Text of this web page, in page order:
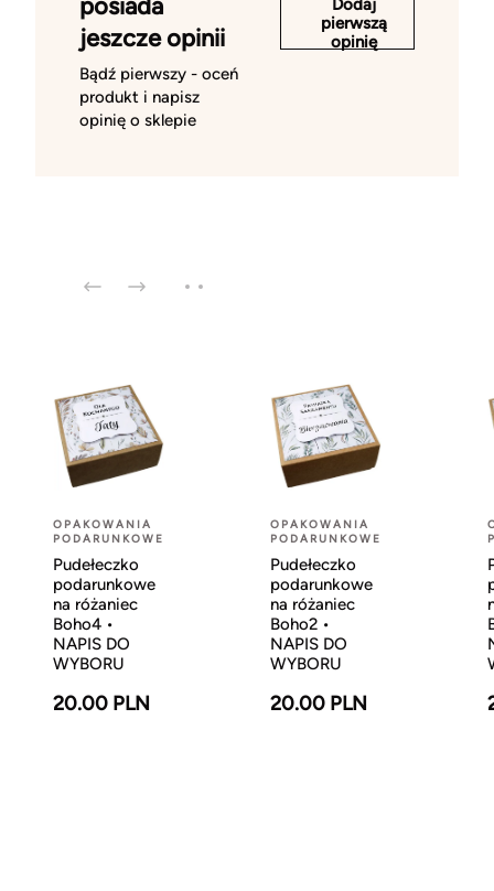
posiada
jeszcze opinii
Bądź pierwszy - oceń
produkt i napisz
opinię o sklepie
Dodaj
pierwszą
opinię
OPAKOWANIA
PODARUNKOWE
Pudełeczko
podarunkowe
na różaniec
Boho4 •
NAPIS DO
WYBORU
20.00 PLN
OPAKOWANIA
PODARUNKOWE
Pudełeczko
podarunkowe
na różaniec
Boho2 •
NAPIS DO
WYBORU
20.00 PLN